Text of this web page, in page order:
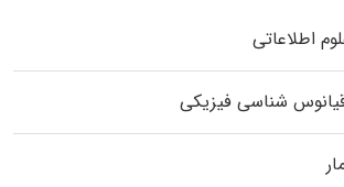
اطلاعاتی
شناسی فیزیکی